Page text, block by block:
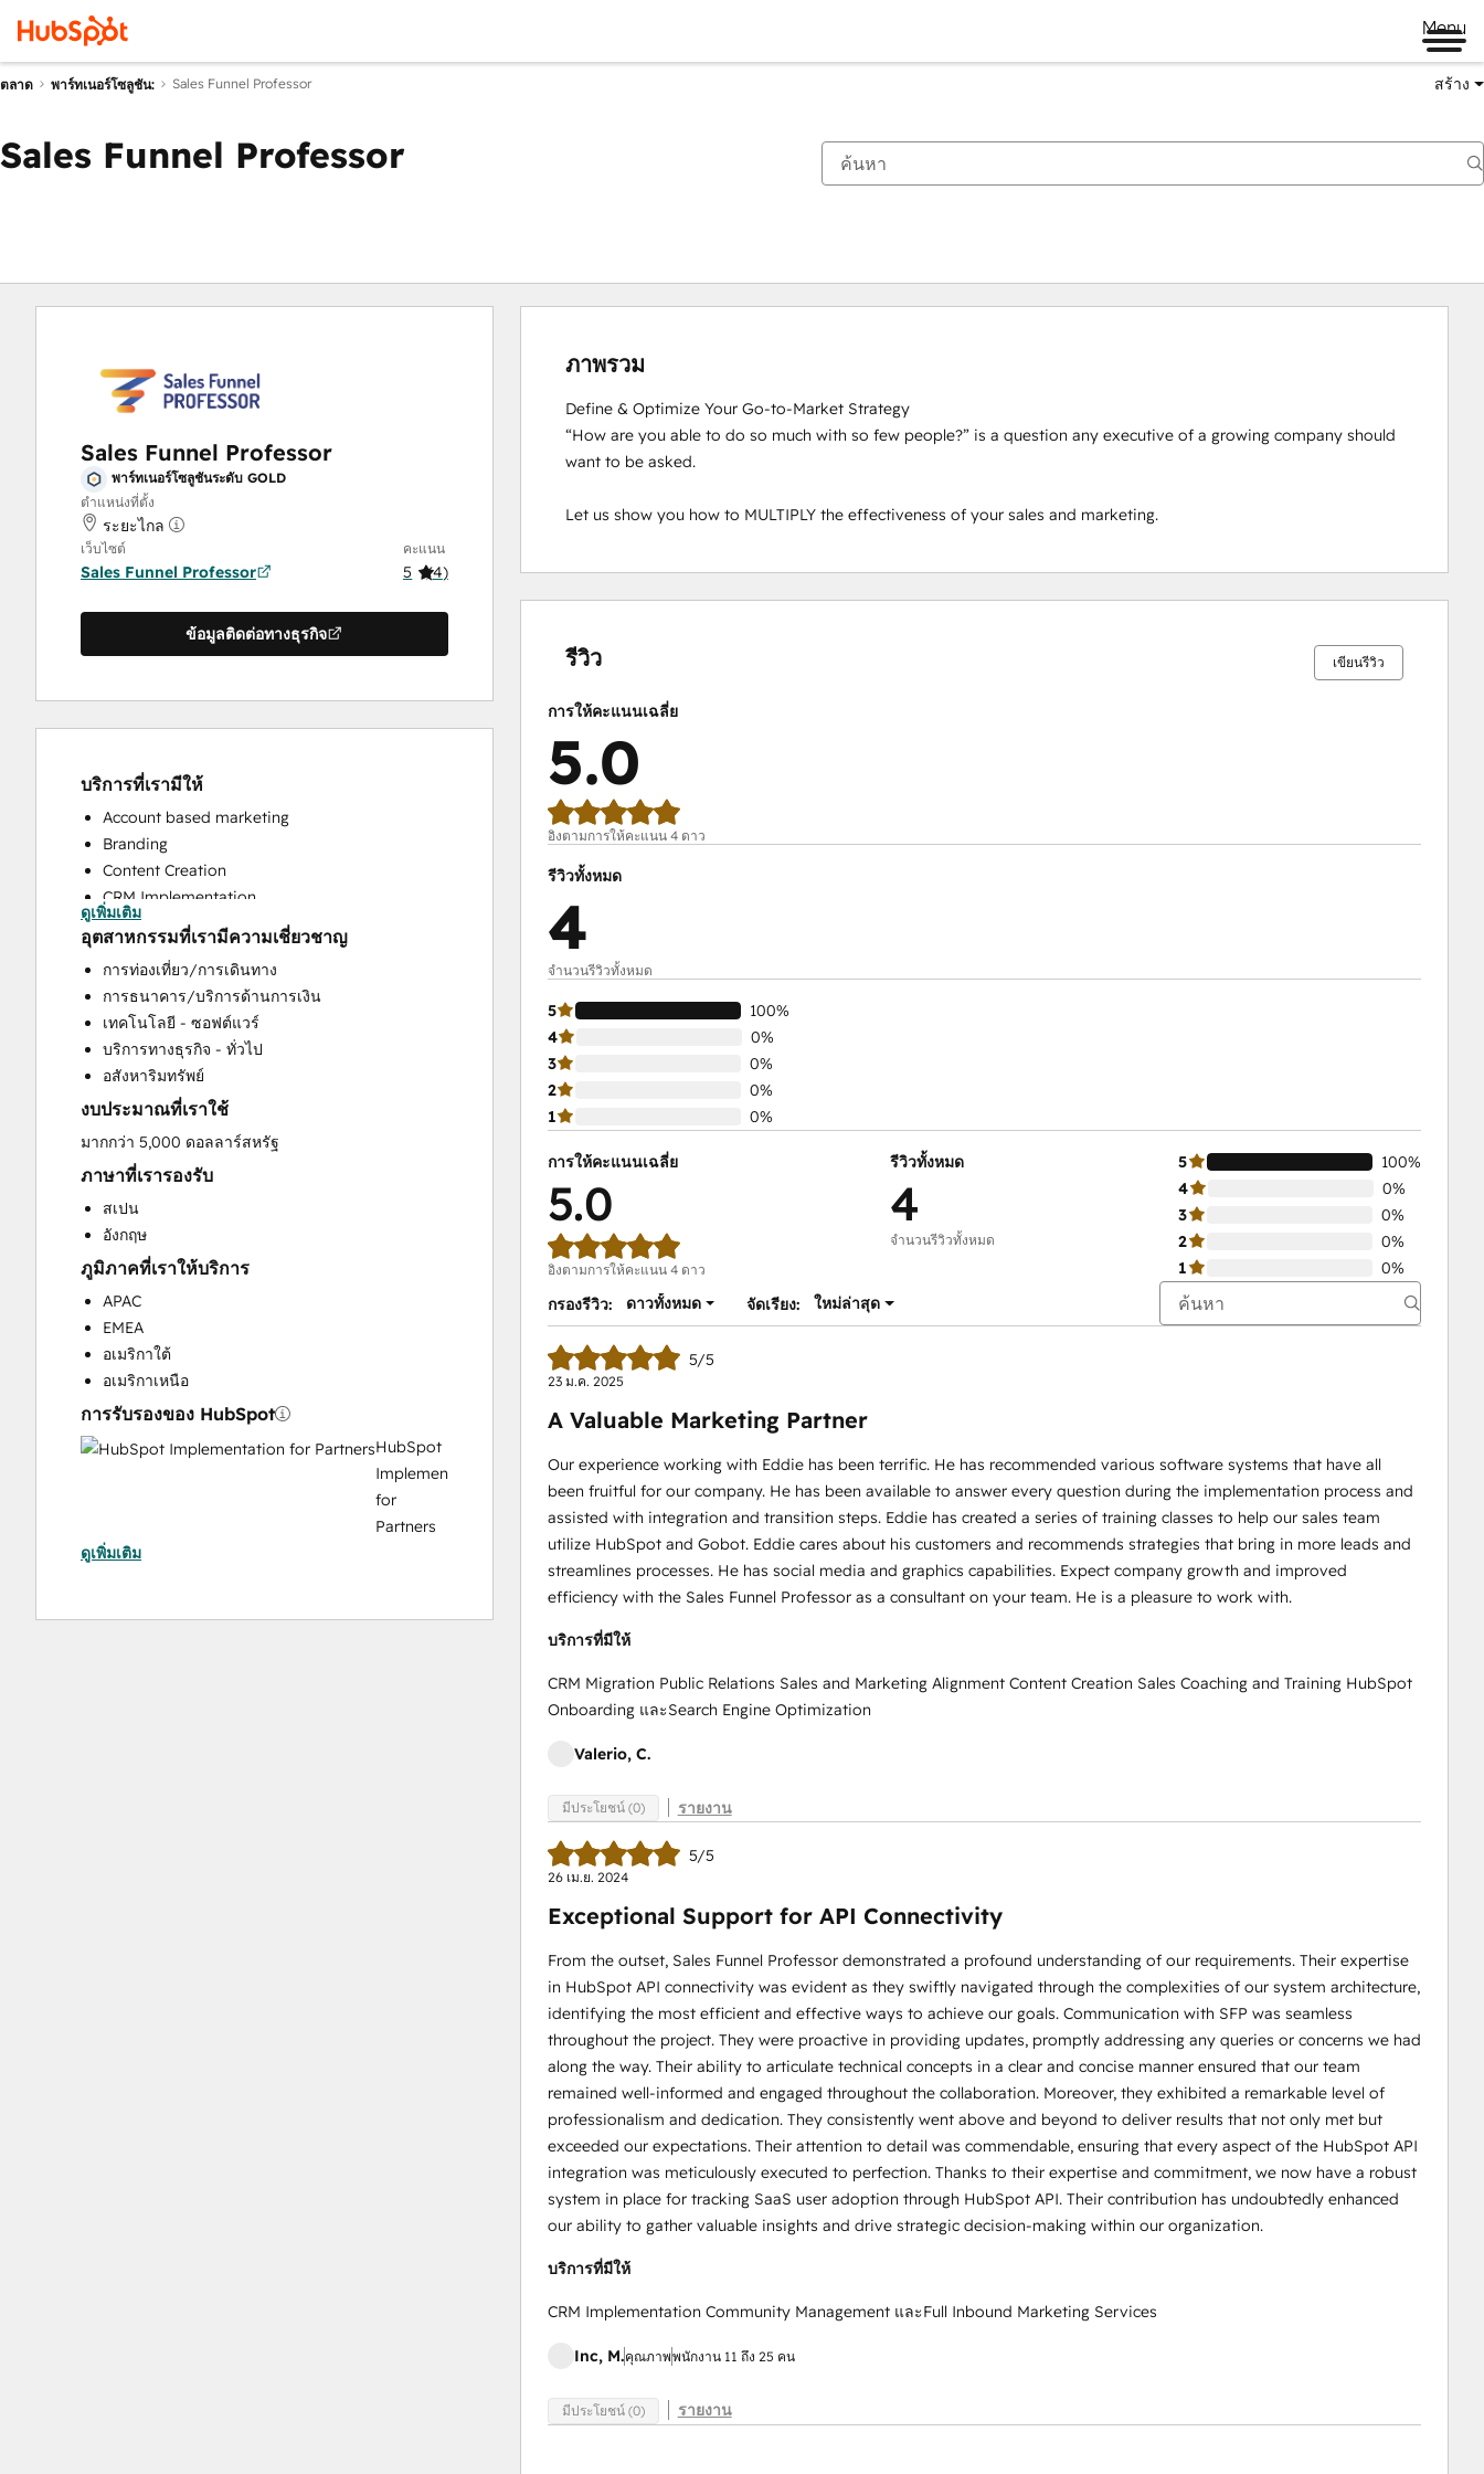
Menu
ตลาด พาร์ทเนอร์โซลูชัน: Sales Funnel Professor สร้าง
Sales Funnel Professor
Sales Funnel Professor
พาร์ทเนอร์โซลูชันระดับ GOLD
ตำแหน่งที่ตั้ง
ระยะไกล
เว็บไซต์
Sales Funnel Professor
คะแนน
5 (4)
ข้อมูลติดต่อทางธุรกิจ
บริการที่เรามีให้
Account based marketing
Branding
Content Creation
CRM Implementation
CRM Migration
Custom API Integrations
Customer Marketing
Customer Success Training
Customer Support Training
Customer Survey and Analysis
Email Marketing
Full Inbound Marketing Services
Help Desk Implementation
Knowledge Base Development
Paid Advertising
Programmable Automation
Sales and Marketing Alignment
Sales Coaching and Training
Sales Enablement
Search Engine Optimization
Social Media
Video Production
Website Design
Website Development
ดูเพิ่มเติม
อุตสาหกรรมที่เรามีความเชี่ยวชาญ
การท่องเที่ยว/การเดินทาง
การธนาคาร/บริการด้านการเงิน
เทคโนโลยี - ซอฟต์แวร์
บริการทางธุรกิจ - ทั่วไป
อสังหาริมทรัพย์
งบประมาณที่เราใช้
มากกว่า 5,000 ดอลลาร์สหรัฐ
ภาษาที่เรารองรับ
สเปน
อังกฤษ
ภูมิภาคที่เราให้บริการ
APAC
EMEA
อเมริกาใต้
อเมริกาเหนือ
การรับรองของ HubSpot
HubSpot
Implementation
for
Partners
HubSpot Solutions Partner
ดูเพิ่มเติม
ภาพรวม
Define & Optimize Your Go-to-Market Strategy
“How are you able to do so much with so few people?” is a question any executive of a growing company should
want to be asked.
Let us show you how to MULTIPLY the effectiveness of your sales and marketing.
รีวิว เขียนรีวิว
การให้คะแนนเฉลี่ย
5.0
อิงตามการให้คะแนน 4 ดาว
รีวิวทั้งหมด
4
จำนวนรีวิวทั้งหมด
5
100%
4
0%
0%
3
0%
0%
2
0%
0%
1
0%
0%
การให้คะแนนเฉลี่ย
5.0
อิงตามการให้คะแนน 4 ดาว
รีวิวทั้งหมด
4
จำนวนรีวิวทั้งหมด
5
100%
100%
4
0%
3
0%
2
0%
1
0%
กรองรีวิว:
ดาวทั้งหมด จัดเรียง: ใหม่ล่าสุด
5/5
23 ม.ค. 2025
A Valuable Marketing Partner
Our experience working with Eddie has been terrific. He has recommended various software systems that have all
been fruitful for our company. He has been available to answer every question during the implementation process and
assisted with integration and transition steps. Eddie has created a series of training classes to help our sales team
utilize HubSpot and Gobot. Eddie cares about his customers and recommends strategies that bring in more leads and
streamlines processes. He has social media and graphics capabilities. Expect company growth and improved
efficiency with the Sales Funnel Professor as a consultant on your team. He is a pleasure to work with.
บริการที่มีให้
CRM Migration Public Relations Sales and Marketing Alignment Content Creation Sales Coaching and Training HubSpot
Onboarding และSearch Engine Optimization
Valerio, C.
มีประโยชน์ (0) รายงาน
5/5
26 เม.ย. 2024
Exceptional Support for API Connectivity
From the outset, Sales Funnel Professor demonstrated a profound understanding of our requirements. Their expertise
in HubSpot API connectivity was evident as they swiftly navigated through the complexities of our system architecture,
identifying the most efficient and effective ways to achieve our goals. Communication with SFP was seamless
throughout the project. They were proactive in providing updates, promptly addressing any queries or concerns we had
along the way. Their ability to articulate technical concepts in a clear and concise manner ensured that our team
remained well-informed and engaged throughout the collaboration. Moreover, they exhibited a remarkable level of
professionalism and dedication. They consistently went above and beyond to deliver results that not only met but
exceeded our expectations. Their attention to detail was commendable, ensuring that every aspect of the HubSpot API
integration was meticulously executed to perfection. Thanks to their expertise and commitment, we now have a robust
system in place for tracking SaaS user adoption through HubSpot API. Their contribution has undoubtedly enhanced
our ability to gather valuable insights and drive strategic decision-making within our organization.
บริการที่มีให้
CRM Implementation Community Management และFull Inbound Marketing Services
Inc, M.คุณภาพพนักงาน 11 ถึง 25 คน
มีประโยชน์ (0) รายงาน